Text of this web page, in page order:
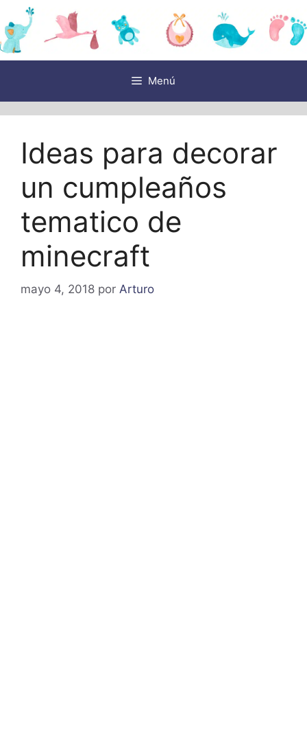
Saltar
al
contenido
Menú
Ideas para decorar
un cumpleaños
tematico de
minecraft
mayo 4, 2018 por Arturo